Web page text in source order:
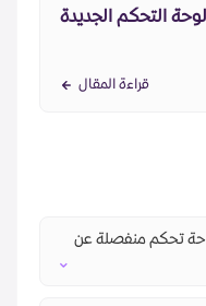
التحكم الجديدة
قراءة المقال
تحكم منفصلة عن